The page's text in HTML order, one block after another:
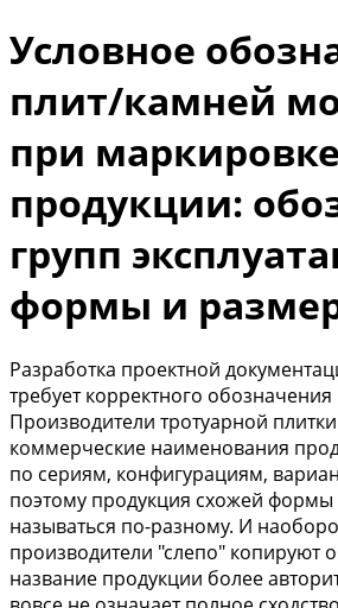
Условное
плит/камней
при маркировке
продукции:
групп
формы и
Разработка проектной
требует корректного обозначения
Производители тротуарной
коммерческие наименования
по сериям, конфигурациям,
поэтому продукция схожей
называться по-разному. И
производители "слепо" копируют
название продукции более